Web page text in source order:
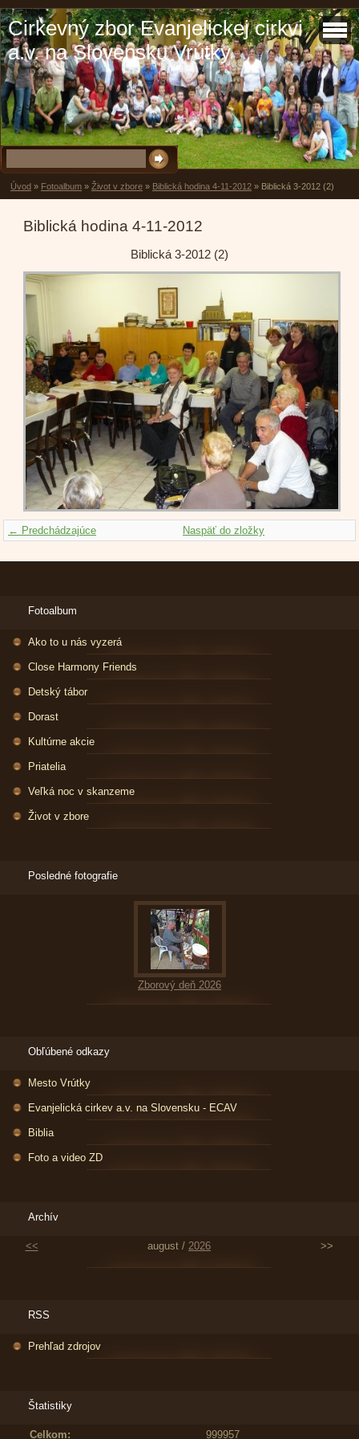
Cirkevný zbor Evanjelickej cirkvi
a.v. na Slovensku Vrútky
Úvod » Fotoalbum » Život v zbore » Biblická hodina 4-11-2012 » Biblická 3-2012 (2)
Biblická hodina 4-11-2012
Biblická 3-2012 (2)
← Predchádzajúce Naspäť do zložky
Fotoalbum
Ako to u nás vyzerá
Close Harmony Friends
Detský tábor
Dorast
Kultúrne akcie
Priatelia
Veľká noc v skanzeme
Život v zbore
Posledné fotografie
Zborový deň 2026
Obľúbené odkazy
Mesto Vrútky
Evanjelická cirkev a.v. na Slovensku - ECAV
Biblia
Foto a video ZD
Archív
<< august / 2026 >>
RSS
Prehľad zdrojov
Štatistiky
Celkom: 999957